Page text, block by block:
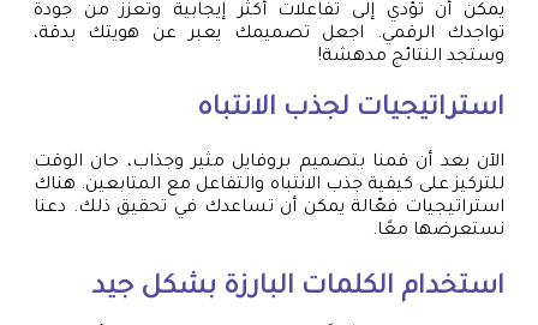
يمكن أن تؤدي إلى تفاعلات أكثر إيجابية وتعزز من جودة
تواجدك الرقمي. اجعل تصميمك يعبر عن هويتك بدقة،
وستجد النتائج مدهشة!
استراتيجيات لجذب الانتباه
الآن بعد أن قمنا بتصميم بروفايل مثير وجذاب، حان الوقت
للتركيز على كيفية جذب الانتباه والتفاعل مع المتابعين. هناك
استراتيجيات فعّالة يمكن أن تساعدك في تحقيق ذلك. دعنا
نستعرضها معًا.
استخدام الكلمات البارزة بشكل جيد